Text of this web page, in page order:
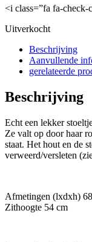
<i class=”fa fa-
Uitverkocht
Beschrijving
Aanvullende
gerelateerde
Beschrijving
Echt een lekker
Ze valt op door haar
staat. Het hout en de
verweerd/versleten
Afmetingen (lxdxh)
Zithoogte 54 cm